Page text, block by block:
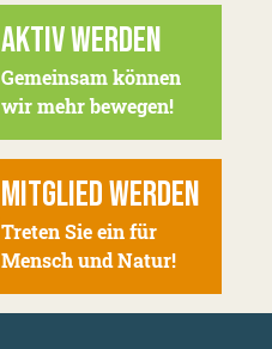
AKTIV WERDEN
Gemeinsam können
wir mehr bewegen!
MITGLIED WERDEN
Treten Sie ein für
Mensch und Natur!